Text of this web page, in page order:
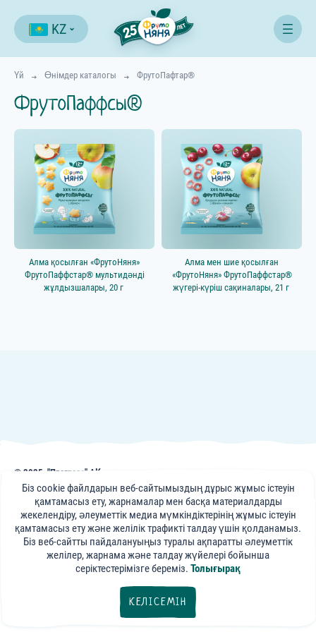
KZ
Үй Өнімдер каталогы ФрутоПафтар®
ФрутоПаффсы®
Сүзгі
Алма қосылған «ФрутоНяня»
ФрутоПаффстар® мультидәнді
жұлдызшалары, 20 г
Алма мен шие қосылған
«ФрутоНяня» ФрутоПаффстар®
жүгері-күріш сақиналары, 21 г
© 2025, "Прогресс" АҚ
АҚ, frutonyanya.kz сайтындағы жарияланымдар, кеңестер мен
бейнематериалдар тек ақпараттық сипатқа ие. Портал мамандарының
кеңестері анықтамалық сипатқа ие және сіздің емдеуші дәрігеріңізге
сапарды алмастыра алмайды.
әлеуметтік желілерде:
Біз cookie файлдарын веб-сайтымыздың дұрыс жұмыс істеуін
қамтамасыз ету, жарнамалар мен басқа материалдарды
жекелендіру, әлеуметтік медиа мүмкіндіктерінің жұмыс істеуін
қамтамасыз ету және желілік трафикті талдау үшін қолданамыз.
Біз веб-сайтты пайдалануыңыз туралы ақпаратты әлеуметтік
желілер, жарнама және талдау жүйелері бойынша
серіктестерімізге береміз. Толығырақ
КЕЛІСЕМІН